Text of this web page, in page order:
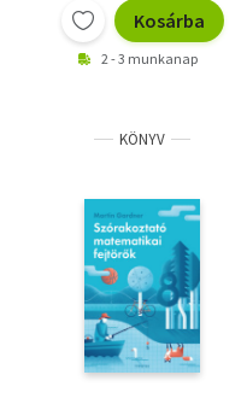
Kosárba
2 - 3 munkanap
KÖNYV